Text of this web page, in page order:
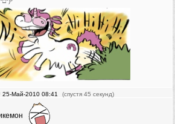
25-Май-2010 08:41 (спустя 45 секунд)